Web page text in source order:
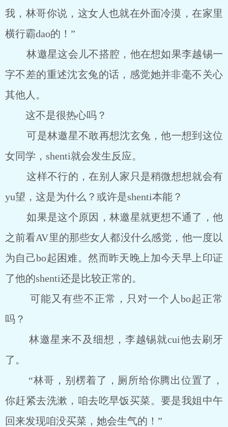
我，林哥你说，这女人也就在外面冷漠，在家里
横行霸dao的！”
林邀星这会儿不搭腔，他在想如果李越锡一
字不差的重述沈玄兔的话，感觉她并非毫不关心
其他人。
这不是很热心吗？
可是林邀星不敢再想沈玄兔，他一想到这位
女同学，shenti就会发生反应。
这样不行的，在别人家只是稍微想想就会有
yu望，这是为什么？或许是shenti本能？
如果是这个原因，林邀星就更想不通了，他
之前看AV里的那些女人都没什么感觉，他一度以
为自己bo起困难。然而昨天晚上加今天早上印证
了他的shenti还是比较正常的。
可能又有些不正常，只对一个人bo起正常
吗？
林邀星来不及细想，李越锡就cui他去刷牙
了。
“林哥，别楞着了，厕所给你腾出位置了，
你赶紧去洗漱，咱去吃早饭买菜。要是我姐中午
回来发现咱没买菜，她会生气的！”